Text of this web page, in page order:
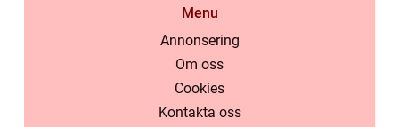
Menu
Annonsering
Om oss
Cookies
Kontakta oss